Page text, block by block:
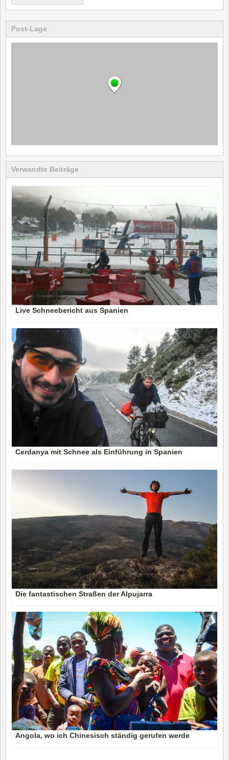
Post-Lage
Verwandte Beiträge
Live Schneebericht aus Spanien
Cerdanya mit Schnee als Einführung in Spanien
Die fantastischen Straßen der Alpujarra
Angola, wo ich Chinesisch ständig gerufen werde